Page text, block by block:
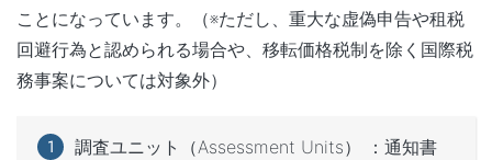
ことになっています。（※ただし、重大な虚偽申告や租税
回避行為と認められる場合や、移転価格税制を除く国際税
務事案については対象外）
調査ユニット（Assessment Units） ：通知書